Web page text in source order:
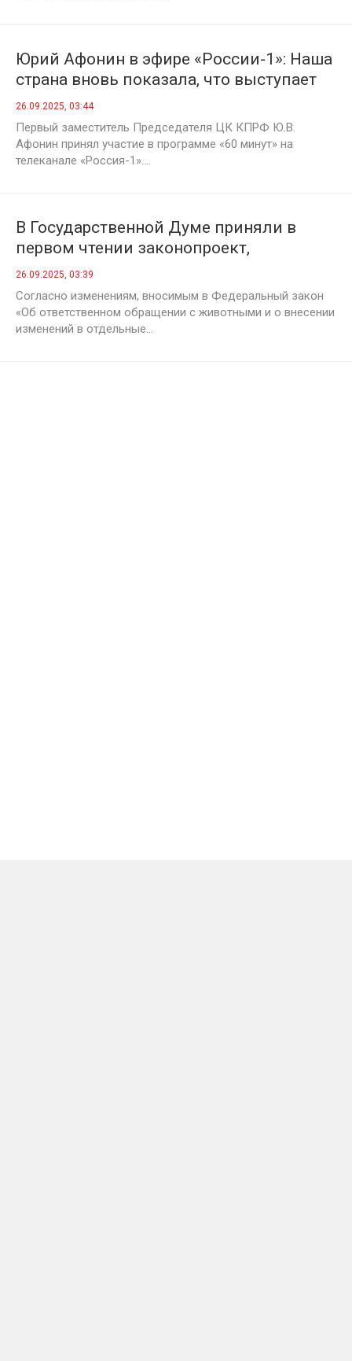
Юрий Афонин в эфире «России-1»: Наша
страна вновь показала, что выступает
против гонки вооружений, как и
Советский Союз
26.09.2025, 03:44
Первый заместитель Председателя ЦК КПРФ Ю.В.
Афонин принял участие в программе «60 минут» на
телеканале «Россия-1»....
В Государственной Думе приняли в
первом чтении законопроект,
направленный на повышение
безопасности при выгуле собак
26.09.2025, 03:39
Согласно изменениям, вносимым в Федеральный закон
«Об ответственном обращении с животными и о внесении
изменений в отдельные...